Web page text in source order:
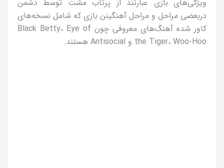
ویژگی‌های بازی عبارتند از پرتاب مشت توسط دشمن
دربعضی مراحل و مراحل آهنگینن بازی که شامل نسخه‌های
کاور شده آهنگ‌های معروفی چون Black Betty، Eye of
the Tiger، Woo-Hoo و Antisocial هستند.